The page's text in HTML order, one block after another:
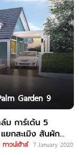
Garden 9
ล์ม การ์เด้น 5
ยกสะเมิง สันผัก
งดง The Palm
าวน์เฮ้าส์ 7 January 2020